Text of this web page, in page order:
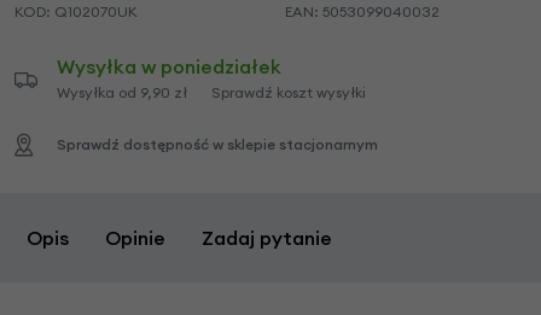
KOD: Q102070UK EAN: 5053099040032
Wysyłka w poniedziałek
Wysyłka od 9,90 zł Sprawdź koszt wysyłki
Sprawdź dostępność w sklepie stacjonarnym
Opis Opinie Zadaj pytanie